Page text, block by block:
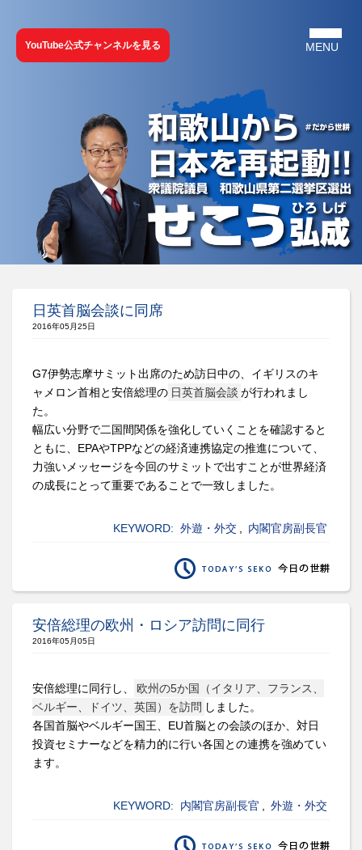
YouTube公式チャンネルを見る
日英首脳会談に同席
2016年05月25日
G7伊勢志摩サミット出席のため訪日中の、イギリスのキ
ャメロン首相と安倍総理の 日英首脳会談 が行われまし
た。
幅広い分野で二国間関係を強化していくことを確認すると
ともに、EPAやTPPなどの経済連携協定の推進について、
力強いメッセージを今回のサミットで出すことが世界経済
の成長にとって重要であることで一致しました。
KEYWORD: 外遊・外交 内閣官房副長官
安倍総理の欧州・ロシア訪問に同行
2016年05月05日
安倍総理に同行し、
欧州の5か国（イタリア、フランス、
ベルギー、ドイツ、英国）を訪問 しました。
各国首脳やベルギー国王、EU首脳との会談のほか、対日
投資セミナーなどを精力的に行い各国との連携を強めてい
ます。
KEYWORD: 内閣官房副長官 外遊・外交